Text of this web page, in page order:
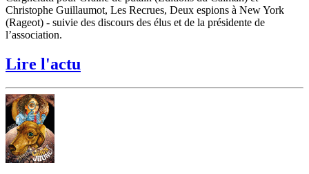
Christophe Guillaumot, Les Recrues, Deux espions à New York
(Rageot) - suivie des discours des élus et de la présidente de
l’association.
Lire l'actu